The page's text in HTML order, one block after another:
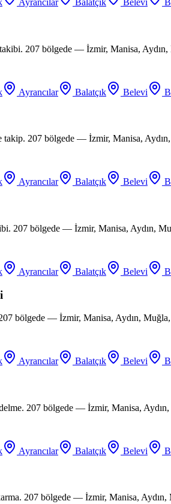
Ayrancılar Balatçık Belevi
207 bölgede — İzmir, Manisa,
Ayrancılar Balatçık Belevi
takip. 207 bölgede — İzmir, Manisa,
Ayrancılar Balatçık Belevi
207 bölgede — İzmir, Manisa, Aydın,
Ayrancılar Balatçık Belevi
bölgede — İzmir, Manisa, Aydın,
Ayrancılar Balatçık Belevi
207 bölgede — İzmir, Manisa,
Ayrancılar Balatçık Belevi
207 bölgede — İzmir, Manisa,